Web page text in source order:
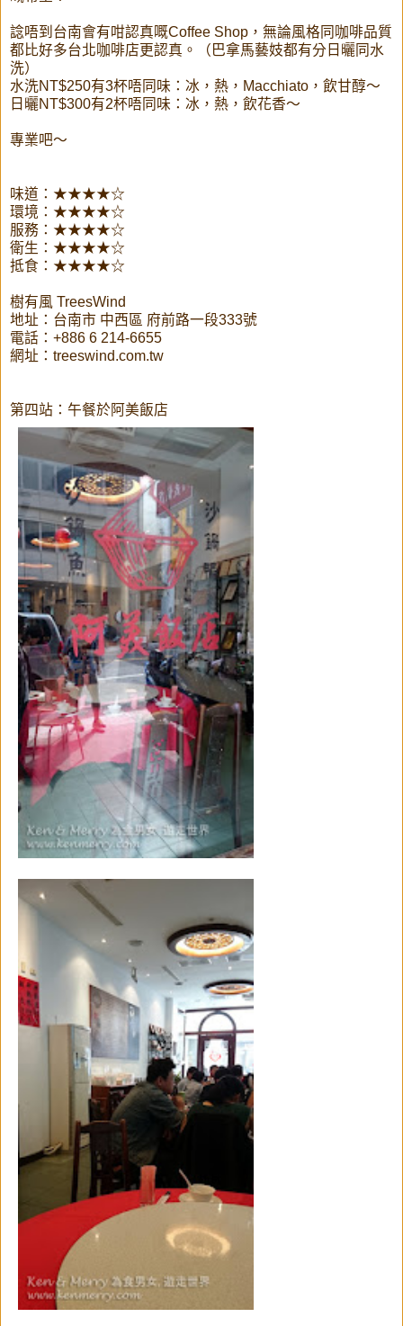
諗唔到台南會有咁認真嘅Coffee Shop，無論風格同咖啡品質
都比好多台北咖啡店更認真。（巴拿馬藝妓都有分日曬同水
洗）
水洗NT$250有3杯唔同味：冰，熱，Macchiato，飲甘醇～
日曬NT$300有2杯唔同味：冰，熱，飲花香～
專業吧～
味道：★★★★☆
環境：★★★★☆
服務：★★★★☆
衛生：★★★★☆
抵食：★★★★☆
樹有風 TreesWind
地址：台南市 中西區 府前路一段333號
電話：+886 6 214-6655
網址：treeswind.com.tw
第四站：午餐於阿美飯店